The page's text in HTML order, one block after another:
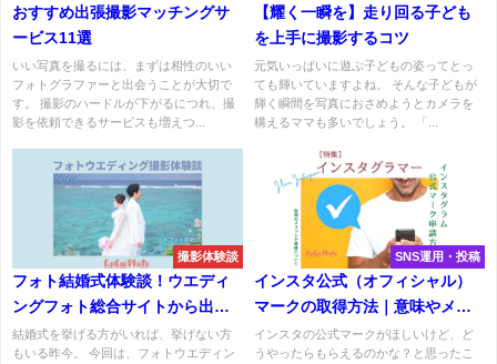
おすすめ出張撮影マッチングサ
ービス11選
いい写真を撮るには、まずは相性のいい
フォトグラファーと出会うことが大切で
す。 撮影のハードルが下がるにつれ、撮
影を依頼できるサービスも増えつ...
【耀く一瞬を】走り回る子ども
を上手に撮影するコツ
元気いっぱいに遊ぶ子どもの姿ってとっ
ても輝いていますよね。 そんな子どもが
輝く瞬間を写真におさめようとカメラを
構えるママも多いでしょう。 「...
撮影体験談
フォト結婚式体験談！ウエディ
ングフォト総合サイトから出張
撮影依頼
結婚式を挙げる方がいれば、挙げない方
もいる昨今。 今回は、フォトウエディン
SNS運用・投稿
インスタ公式（オフィシャル）
マークの取得方法｜意味やメリ
ットについて
インスタの公式マークがほしいけど、ど
うやったらもらえるのかな？と思ったこ